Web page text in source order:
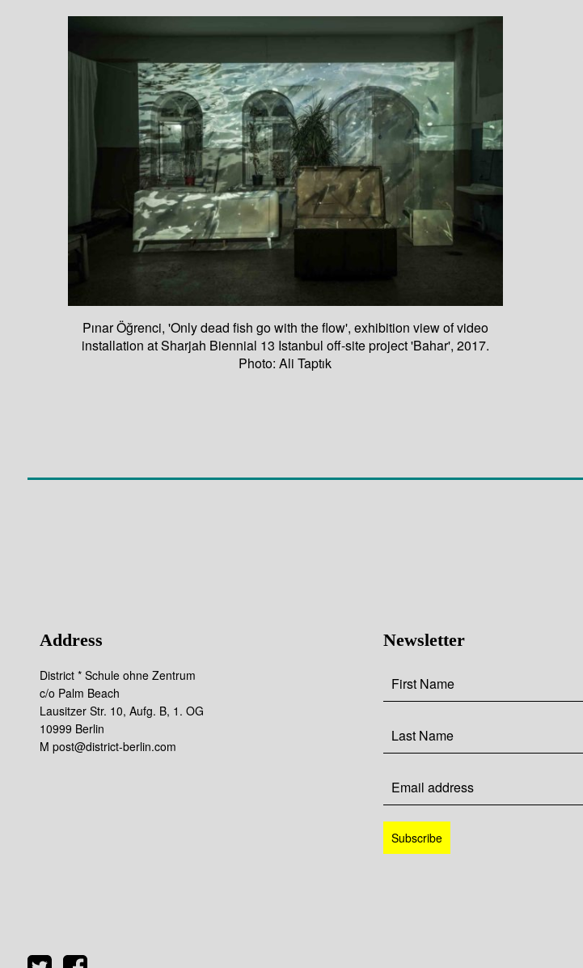
Pınar Öğrenci, 'Only dead fish go with the flow', exhibition view of video
installation at Sharjah Biennial 13 Istanbul off-site project 'Bahar', 2017.
Photo: Ali Taptık
Address
District * Schule ohne Zentrum
c/o Palm Beach
Lausitzer Str. 10, Aufg. B, 1. OG
10999 Berlin
M post@district-berlin.com
Newsletter